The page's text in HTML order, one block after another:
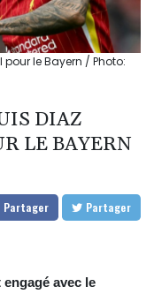
pour le Bayern / Photo:
DIAZ
LE BAYERN
Partager Partager
avec le